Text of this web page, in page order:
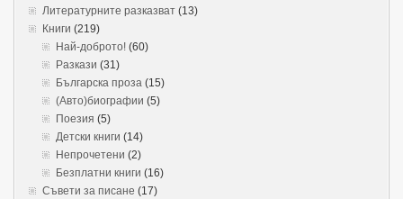
Литературните разказват (13)
Книги (219)
Най-доброто! (60)
Разкази (31)
Българска проза (15)
(Авто)биографии (5)
Поезия (5)
Детски книги (14)
Непрочетени (2)
Безплатни книги (16)
Съвети за писане (17)